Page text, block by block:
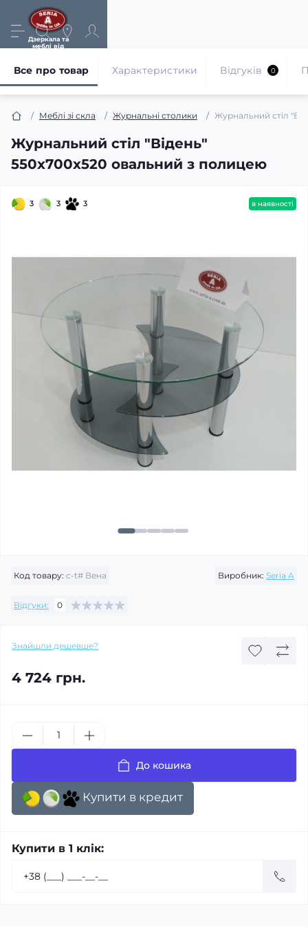
Дзеркала та
меблі від
Меблі зі скла Журнальні столики Журнальний стіл
Журнальний стіл "Відень"
550х700х520 овальний з полицею
Все про товар Характеристики Відгуків 0
3 3 3 в наявності
Код товару: c-t# Вена Виробник: Seria A
Відгуки: 0
Знайшли дешевше?
4 724 грн.
До кошика
Купити в кредит
Купити в 1 клік: